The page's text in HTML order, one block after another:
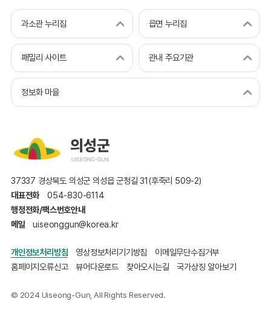
과소관 누리집 읍면 누리집
패밀리 사이트 관내 주요기관
정보화 마을
37337 경상북도 의성군 의성읍 군청길 31(후죽리 509-2)
대표전화
054-830-6114
행정전화/팩스번호안내
메일
uiseonggun@korea.kr
개인정보처리방침 영상정보처리기기방침
이메일무단수집거부
홈페이지오류신고
뷰어다운로드 찾아오시는길 국가상징 알아보기
© 2024 Uiseong-Gun, All Rights Reserved.